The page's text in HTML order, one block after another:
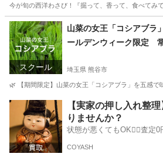
今が旬の西洋わさび！『掘って、香って、食べてみ
千葉 柏市 生活知識 お刺身
スクール
山菜の女王「コシアブ
ールデンウィーク限定
埼玉県 熊谷市
🌿 【期間限定】山菜の女王「コシアブラ」を五感
埼玉 熊谷市 生活知識
【実家の押し入れ整
りませんか？
状態が悪くてもOK🙆‍♀️査定0
COYASH